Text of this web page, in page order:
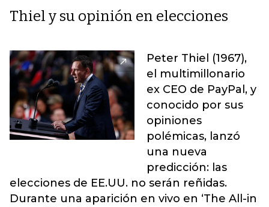
Thiel y su opinión en elecciones
Peter Thiel (1967),
el multimillonario
ex CEO de PayPal, y
conocido por sus
opiniones
polémicas, lanzó
una nueva
predicción: las
elecciones de EE.UU. no serán reñidas.
Durante una aparición en vivo en ‘The All-in